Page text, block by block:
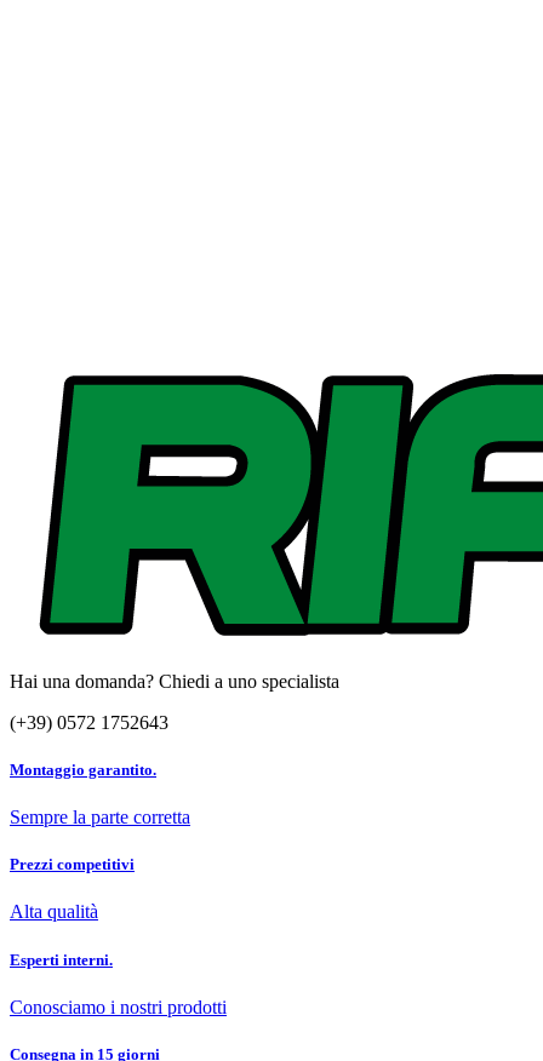
Hai una domanda? Chiedi a uno specialista
(+39) 0572 1752643
Montaggio garantito.
Sempre la parte corretta
Prezzi competitivi
Alta qualità
Esperti interni.
Conosciamo i nostri prodotti
Consegna in 15 giorni